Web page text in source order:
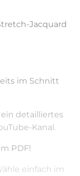
Jacquard
im Schnitt
detailliertes
Kanal.
PDF!
einfach im